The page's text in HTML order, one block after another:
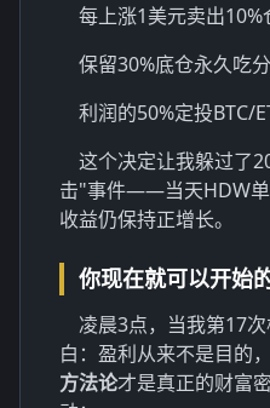
每上涨1美元卖出10%
保留30%底仓永久吃
利润的50%定投BTC/
这个决定让我躲过了
击"事件——当天HDW单
收益仍保持正增长。
你现在就可以开始
凌晨3点，当我第17
白：盈利从来不是目的，
方法论才是真正的财富